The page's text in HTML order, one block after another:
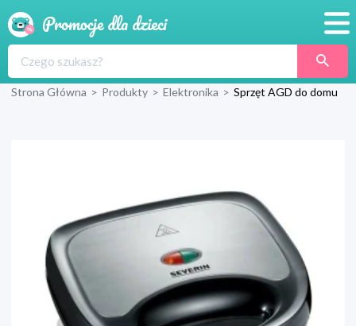
Produkty
Wyprawka
Strona Główna > Produkty > Elektronika > Sprzęt AGD do domu